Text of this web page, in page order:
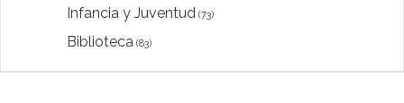
Infancia y Juventud (73)
Biblioteca (83)